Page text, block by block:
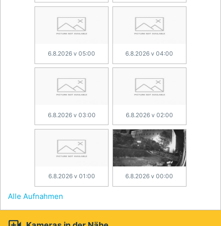
6.8.2026 v 05:00 6.8.2026 v 04:00
6.8.2026 v 03:00 6.8.2026 v 02:00
6.8.2026 v 01:00 6.8.2026 v 00:00
Alle Aufnahmen